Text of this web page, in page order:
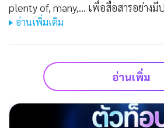
plenty of, many,... เพื่อสื่อสารอย่าง
อ่านเพิ่มเติม
อ่านเพิ่ม